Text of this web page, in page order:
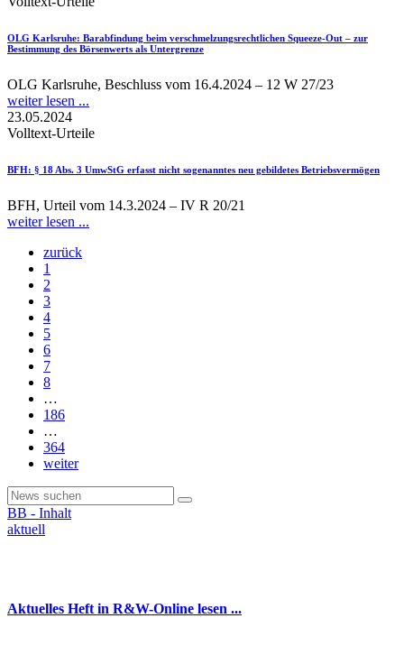
OLG Karlsruhe: Barabfindung beim verschmelzungsrechtlichen Squeeze-Out – zur
Bestimmung des Börsenwerts als Untergrenze
OLG Karlsruhe, Beschluss vom 16.4.2024 – 12 W 27/23
weiter lesen ...
23.05.2024
Volltext-Urteile
BFH: § 18 Abs. 3 UmwStG erfasst nicht sogenanntes neu gebildetes Betriebsvermögen
BFH, Urteil vom 14.3.2024 – IV R 20/21
weiter lesen ...
zurück
1
2
3
4
5
6
7
8
…
186
…
364
weiter
BB - Inhalt
aktuell
Aktuelles Heft in R&W-Online lesen ...